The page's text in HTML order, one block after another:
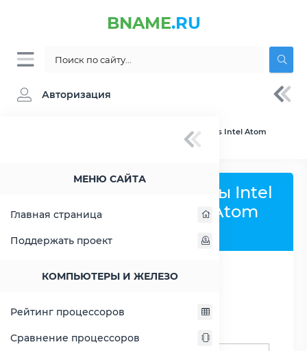
BNAME.RU
Авторизация
МЕНЮ САЙТА
Главная страница
Поддержать проект
КОМПЬЮТЕРЫ И ЖЕЛЕЗО
Рейтинг процессоров
Сравнение процессоров
» Сравнение Intel Atom C2558 vs Intel Atom
Сравнить процессоры Intel
Atom C2558 и Intel Atom
Поиск процессоров